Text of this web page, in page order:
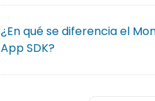
¿En qué se diferencia el
App SDK?